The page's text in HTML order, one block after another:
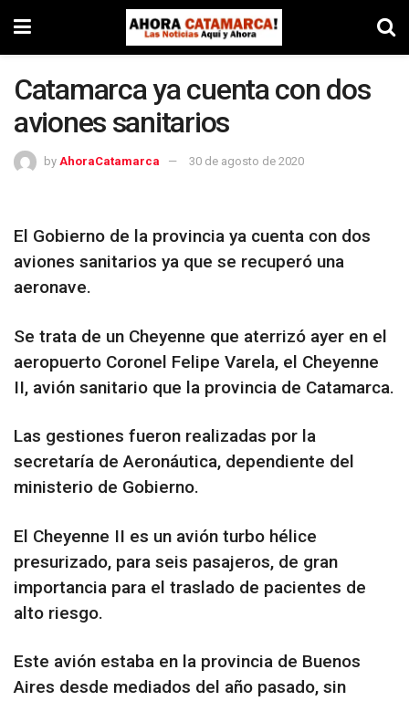
Catamarca ya cuenta con dos
aviones sanitarios
by AhoraCatamarca 30 de agosto de 2020
El Gobierno de la provincia ya cuenta con dos
aviones sanitarios ya que se recuperó una
aeronave.
Se trata de un Cheyenne que aterrizó ayer en el
aeropuerto Coronel Felipe Varela, el Cheyenne
II, avión sanitario que la provincia de Catamarca.
Las gestiones fueron realizadas por la
secretaría de Aeronáutica, dependiente del
ministerio de Gobierno.
El Cheyenne II es un avión turbo hélice
presurizado, para seis pasajeros, de gran
importancia para el traslado de pacientes de
alto riesgo.
Este avión estaba en la provincia de Buenos
Aires desde mediados del año pasado, sin